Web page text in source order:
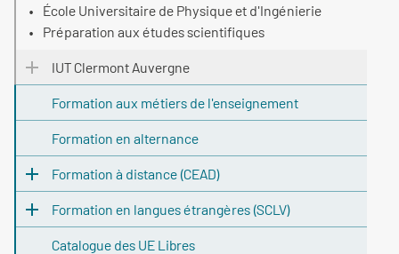
École Universitaire de Physique et d'Ingénierie
Préparation aux études scientifiques
IUT Clermont Auvergne
Formation aux métiers de l'enseignement
Formation en alternance
Formation à distance (CEAD)
Formation en langues étrangères (SCLV)
Catalogue des UE Libres